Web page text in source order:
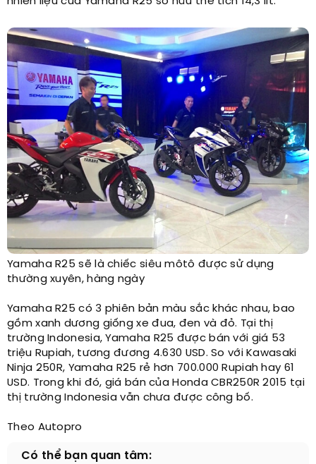
Yamaha R25 sẽ là chiếc siêu môtô được sử dụng
thường xuyên, hàng ngày
Yamaha R25 có 3 phiên bản màu sắc khác nhau, bao
gồm xanh dương giống xe đua, đen và đỏ. Tại thị
trường Indonesia, Yamaha R25 được bán với giá 53
triệu Rupiah, tương đương 4.630 USD. So với Kawasaki
Ninja 250R, Yamaha R25 rẻ hơn 700.000 Rupiah hay 61
USD. Trong khi đó, giá bán của Honda CBR250R 2015 tại
thị trường Indonesia vẫn chưa được công bố.
Theo Autopro​
Có thể bạn quan tâm: